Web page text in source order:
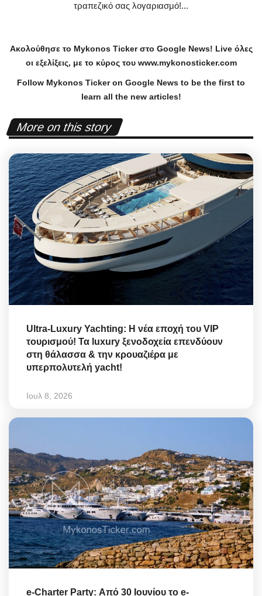
τραπεζικό σας λογαριασμό!...
Ακολούθησε το Mykonos Tickerστο Google News! Liveόλες
οι εξελίξεις, με το κύρος του www.mykonosticker.com
Follow Mykonos Ticker on Google News to be the first to
learn all the new articles!
More on this story
Ultra-Luxury Yachting: Η νέα εποχή του VIP
τουρισμού! Τα luxury ξενοδοχεία επενδύουν
στη θάλασσα & την κρουαζιέρα με
υπερπολυτελή yacht!
Ιουλ 8, 2026
e-Charter Party: Από 30 Ιουνίου το e-